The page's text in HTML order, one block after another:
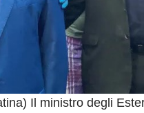
Il ministro degli